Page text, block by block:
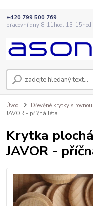
+420 799 500 769
pracovní dny 8-11hod.,13-15hod.
Úvod Dřevěné krytky s
JAVOR - příčná léta
Krytka
JAVOR -